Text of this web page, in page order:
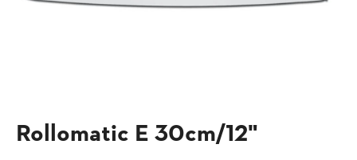
Rollomatic E 30cm/12"